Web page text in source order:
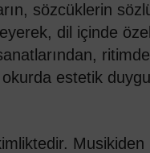
sözcüklerin
dil içinde
estetik